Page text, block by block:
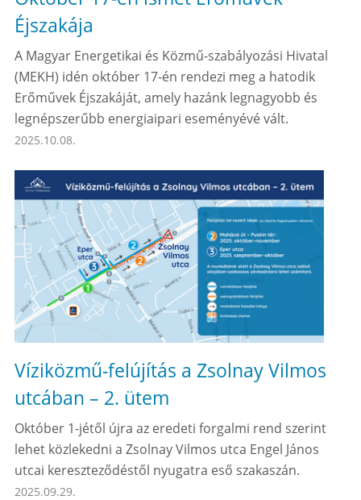
Éjszakája
A Magyar Energetikai és Közmű-szabályozási Hivatal
(MEKH) idén október 17-én rendezi meg a hatodik
Erőművek Éjszakáját, amely hazánk legnagyobb és
legnépszerűbb energiaipari eseményévé vált.
2025.10.08.
Víziközmű-felújítás a Zsolnay Vilmos
utcában – 2. ütem
Október 1-jétől újra az eredeti forgalmi rend szerint
lehet közlekedni a Zsolnay Vilmos utca Engel János
utcai kereszteződéstől nyugatra eső szakaszán.
2025.09.29.